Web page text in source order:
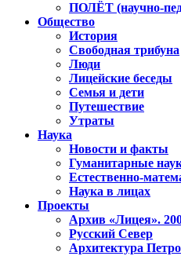
ПОЛЁТ (научно-
Общество
История
Свободная трибуна
Люди
Лицейские беседы
Семья и дети
Путешествие
Утраты
Наука
Новости и факты
Гуманитарные
Естественно-
Наука в лицах
Проекты
Архив «Лицея».
Русский Север
Архитектура